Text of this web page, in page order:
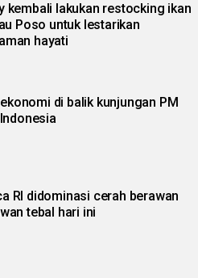
kembali lakukan restocking ikan
Poso untuk lestarikan
hayati
di balik kunjungan PM
RI didominasi cerah berawan
tebal hari ini